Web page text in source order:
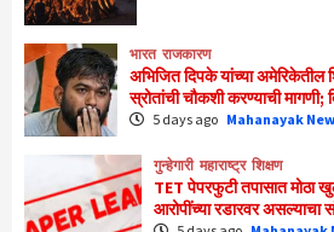
भारत राजकारण
अभिजित दिपके यांच्या अमेरिकेतील
स्रोतांची चौकशी करण्याची मागणी;
5 days ago Mahanayak
गुन्हेगारी महाराष्ट्र शिक्षण
TET पेपरफुटी तपासात मोठा
आरोपींच्या रडारवर असल्याचा